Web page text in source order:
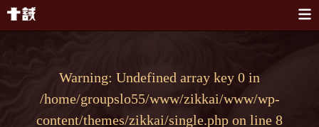
Warning: Undefined array key 0 in
/home/groupslo55/www/zikkai/www/wp-
content/themes/zikkai/single.php on line 8